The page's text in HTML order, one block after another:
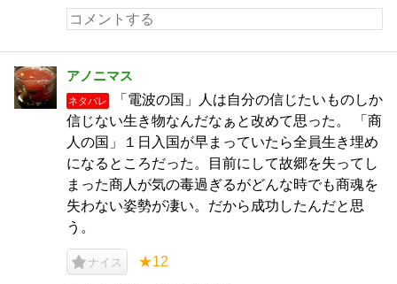
アノニマス
ネタバレ
「電波の国」人は自分の信じたいものしか
信じない生き物なんだなぁと改めて思った。 「商
人の国」１日入国が早まっていたら全員生き埋め
になるところだった。目前にして故郷を失ってし
まった商人が気の毒過ぎるがどんな時でも商魂を
失わない姿勢が凄い。だから成功したんだと思
う。
ナイス ★12